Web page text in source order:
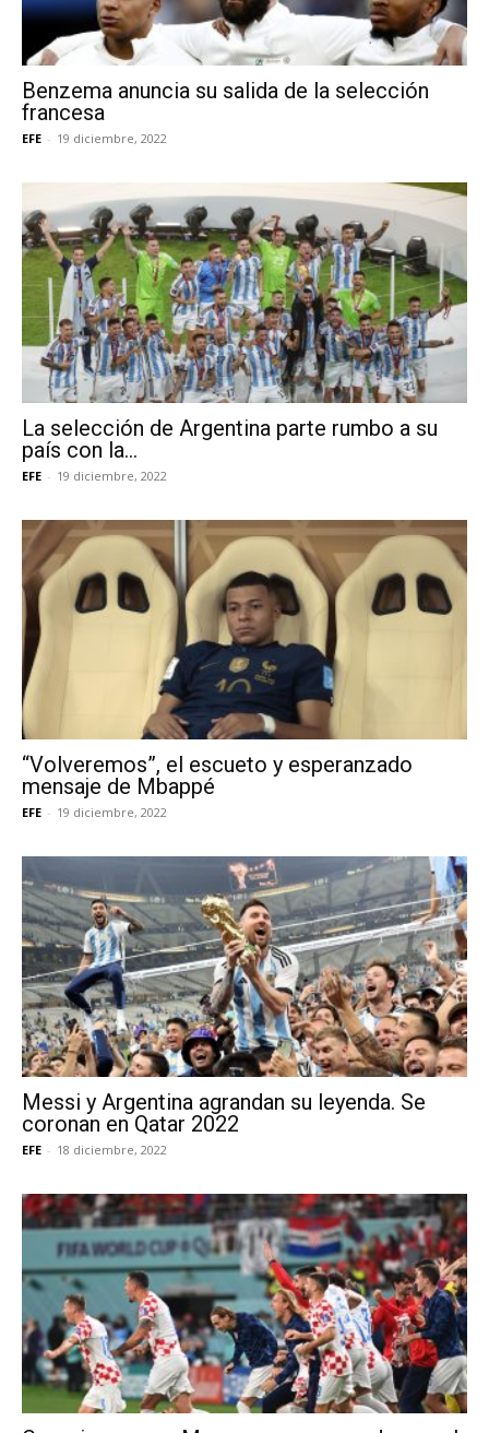
Benzema anuncia su salida de la selección
francesa
EFE - 19 diciembre, 2022
La selección de Argentina parte rumbo a su
país con la...
EFE - 19 diciembre, 2022
“Volveremos”, el escueto y esperanzado
mensaje de Mbappé
EFE - 19 diciembre, 2022
Messi y Argentina agrandan su leyenda. Se
coronan en Qatar 2022
EFE - 18 diciembre, 2022